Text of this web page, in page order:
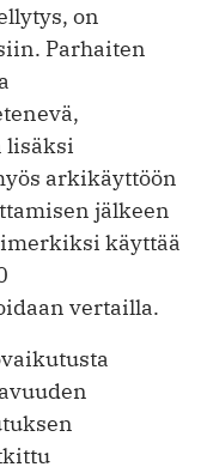
on
Parhaiten
lisäksi
arkikäyttöön
jälkeen
käyttää
vertailla.